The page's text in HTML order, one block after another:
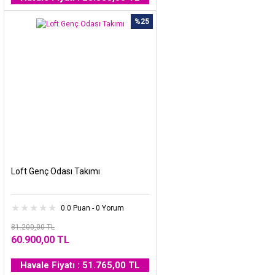
%25
Loft Genç Odası Takımı
0.0 Puan - 0 Yorum
81.200,00 TL
60.900,00 TL
Havale Fiyatı : 51.765,00 TL